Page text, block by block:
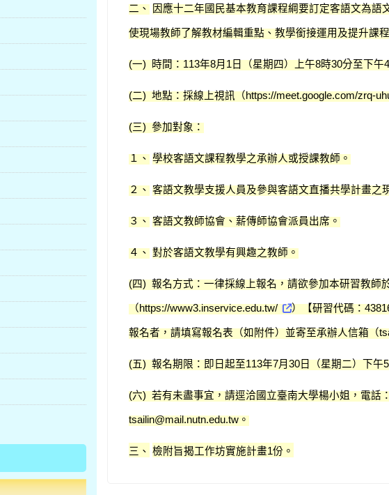
二、 因應十二年國民基本教育課程綱要訂定客語文為
使現場教師了解教材編輯重點、教學銜接運用及提升課
(一) 時間：113年8月1日（星期四）上午8時30分至下午4
(二) 地點：採線上視訊（https://meet.google.com/zrq-
(三) 參加對象：
１、 學校客語文課程教學之承辦人或授課教師。
２、 客語文教學支援人員及參與客語文直播共學計畫之
３、 客語文教師協會、薪傳師協會派員出席。
４、 對於客語文教學有興趣之教師。
(四) 報名方式：一律採線上報名，請欲參加本研習教師
（https://www3.inservice.edu.tw/ ）【研習代碼：
報名者，請填寫報名表（如附件）並寄至承辦人信箱（
(五) 報名期限：即日起至113年7月30日（星期二）下午5
(六) 若有未盡事宜，請逕洽國立臺南大學楊小姐，電話
tsailin@mail.nutn.edu.tw。
三、 檢附旨揭工作坊實施計畫1份。